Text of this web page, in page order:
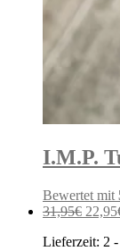
I.M.P.
Bewertet mit
31,95€
war:
22,95
Lieferzeit: 2